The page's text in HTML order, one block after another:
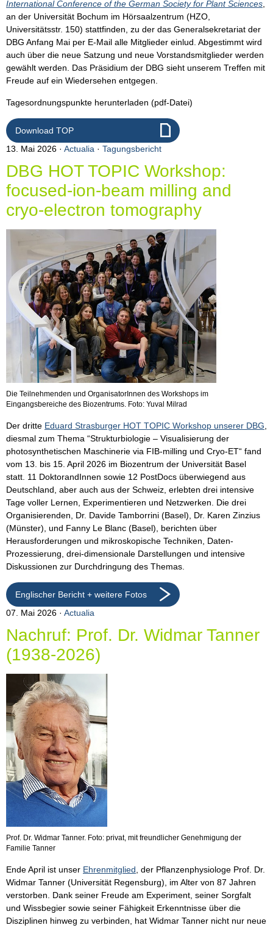
International Conference of the German Society for Plant Sciences,
an der Universität Bochum im Hörsaalzentrum (HZO,
Universitätsstr. 150) stattfinden, zu der das Generalsekretariat der
DBG Anfang Mai per E-Mail alle Mitglieder einlud. Abgestimmt wird
auch über die neue Satzung und neue Vorstandsmitglieder werden
gewählt werden. Das Präsidium der DBG sieht unserem Treffen mit
Freude auf ein Wiedersehen entgegen.
Tagesordnungspunkte herunterladen (pdf-Datei)
Download TOP
13. Mai 2026
Actualia · Tagungsbericht
DBG HOT TOPIC Workshop:
focused-ion-beam milling and
cryo-electron tomography
Die Teilnehmenden und OrganisatorInnen des Workshops im
Eingangsbereiche des Biozentrums. Foto: Yuval Milrad
Der dritte Eduard Strasburger HOT TOPIC Workshop unserer DBG
diesmal zum Thema “Strukturbiologie – Visualisierung der
photosynthetischen Maschinerie via FIB-milling und Cryo-ET“ fand
vom 13. bis 15. April 2026 im Biozentrum der Universität Basel
statt. 11 DoktorandInnen sowie 12 PostDocs überwiegend aus
Deutschland, aber auch aus der Schweiz, erlebten drei intensive
Tage voller Lernen, Experimentieren und Netzwerken. Die drei
Organisierenden, Dr. Davide Tamborrini (Basel), Dr. Karen Zinzius
(Münster), und Fanny Le Blanc (Basel), berichten über
Herausforderungen und mikroskopische Techniken, Daten-
Prozessierung, drei-dimensionale Darstellungen und intensive
Diskussionen zur Durchdringung des Themas.
Englischer Bericht + weitere Fotos
07. Mai 2026
Actualia
Nachruf: Prof. Dr. Widmar Tanner
(1938-2026)
Prof. Dr. Widmar Tanner. Foto: privat, mit freundlicher Genehmigung der
Familie Tanner
Ende April ist unser Ehrenmitglied, der Pflanzenphysiologe Prof. Dr.
Widmar Tanner (Universität Regensburg), im Alter von 87 Jahren
verstorben. Dank seiner Freude am Experiment, seiner Sorgfalt
und Wissbegier sowie seiner Fähigkeit Erkenntnisse über die
Disziplinen hinweg zu verbinden, hat Widmar Tanner nicht nur neue